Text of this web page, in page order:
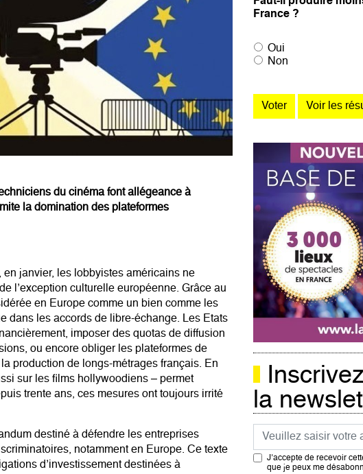
du cinéma font allégeance à
la domination des plateformes
en janvier, les lobbyistes américains ne
l’exception culturelle européenne. Grâce au
en Europe comme un bien comme les
dans les accords de libre-échange. Les Etats
imposer des quotas de diffusion
ou encore obliger les plateformes de
production de longs-métrages français. En
sur les films hollywoodiens – permet
trente ans, ces mesures ont toujours irrité
destiné à défendre les entreprises
notamment en Europe. Ce texte
d’investissement destinées à
France ?
Oui
Non
la
Courriel
J’accepte de recevoir
que je peux me